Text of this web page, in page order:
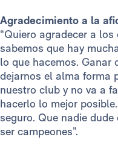
Agradecimiento a la
“Quiero agradecer a
sabemos que hay
lo que hacemos. Ganar
dejarnos el alma forma
nuestro club y no va a
hacerlo lo mejor
seguro. Que nadie
ser campeones”.